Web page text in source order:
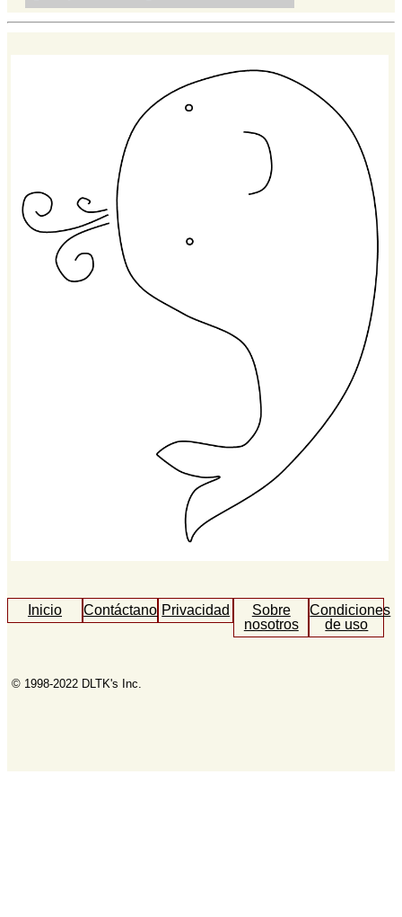
Inicio ContáctanosPrivacidad
Sobre
nosotros
Condiciones
de uso
© 1998-2022 DLTK's Inc.